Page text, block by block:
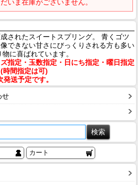
いま在庫がございません。
されたスイートスプリング。 青くゴツ
できない甘さにびっくりされる方も多い
に喜ばれています。
指定・玉数指定・日にち指定・曜日指定
時間指定は可)
送予定です。
せ
カート